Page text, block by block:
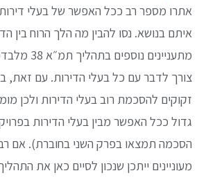
אתרו מספר רב ככל האפשר של בעלי דירות
איתם בנושא. נסו להבין מה הלך הרוח בין
מתעניינים
צורך לדבר עם כל בעלי הדירות. עם זאת,
זקוקים להסכמת רוב בעלי הדירות ולכן
גדול ככל האפשר מבין בעלי הדירות
הסכמה תמצאו בפרק השני בחוברת). אם
מעוניינים ייתכן שנכון לסיים כאן את